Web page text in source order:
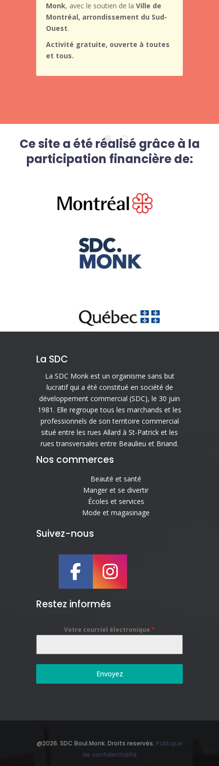
Monk, avec le soutien de la Ville de
Montréal, arrondissement du Sud-
Ouest.
Activité gratuite, ouverte à toutes
et tous.
Ce site a été réalisé grâce à la
participation financière de:
La SDC
La SDC Monk est un organisme sans but
lucratif qui a été constitué en société de
développement commercial (SDC), le 30 juin
1981. Elle regroupe tous les marchands et les
professionnels de son territoire commercial
situé entre les rues Allard à St-Patrick et les
rues transversales entre Beaulieu et Briand.
Nos commerces
Beauté et santé
Manger et se divertir
Écoles et services
Mode et magasinage
Suivez-nous
Restez informés
Votre courriel électronique *
Envoyez
@2026. SDC Boul.Monk. Droits reservés. Politique
de confidentialité